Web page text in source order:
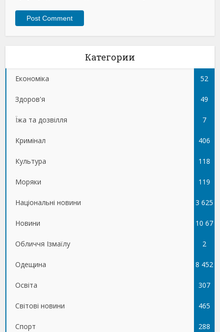
Категории
Економіка 52
Здоров'я 49
Їжа та дозвілля 7
Кримінал 406
Культура 118
Моряки 119
Національні новини 3 625
Новини 10 67
5
Обличчя Ізмаїлу 2
Одещина 8 452
Освіта 307
Світові новини 465
Спорт 288